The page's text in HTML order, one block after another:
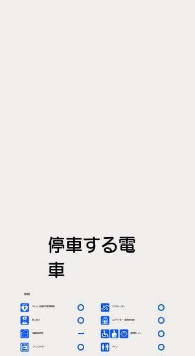
停車する電
車
駅情報
ＡＥＤ（自動体外除細動器）
有人窓口
定期券発売所
エスカレーター
エレベーター（車椅子対応）
多目的トイレ
〇
〇
ー
〇
〇
〇
コインロッカー トイレ
〇 〇